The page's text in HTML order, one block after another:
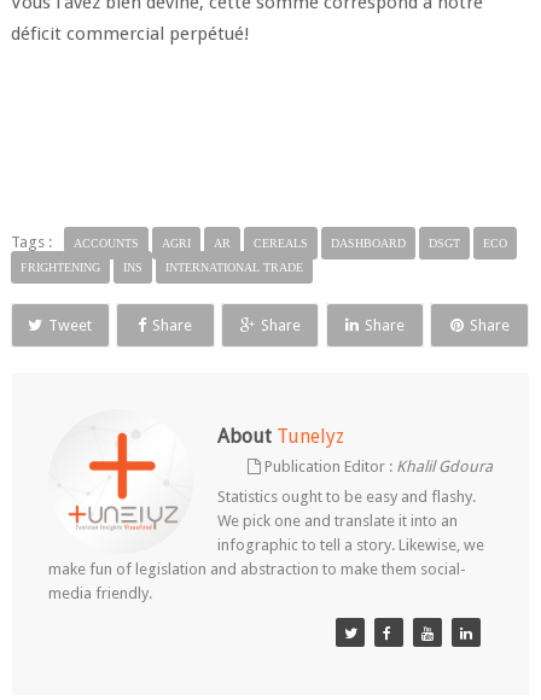
déficit commercial perpétué!
Tags : ACCOUNTS AGRI AR CEREALS DASHBOARD DSGT
ECO
FRIGHTENING
INS INTERNATIONAL TRADE
Tweet Share Share Share Share
About Tunelyz
Publication Editor : Khalil Gdoura
Statistics ought to be easy and flashy.
We pick one and translate it into an
infographic to tell a story. Likewise, we
make fun of legislation and abstraction to make them social-
media friendly.